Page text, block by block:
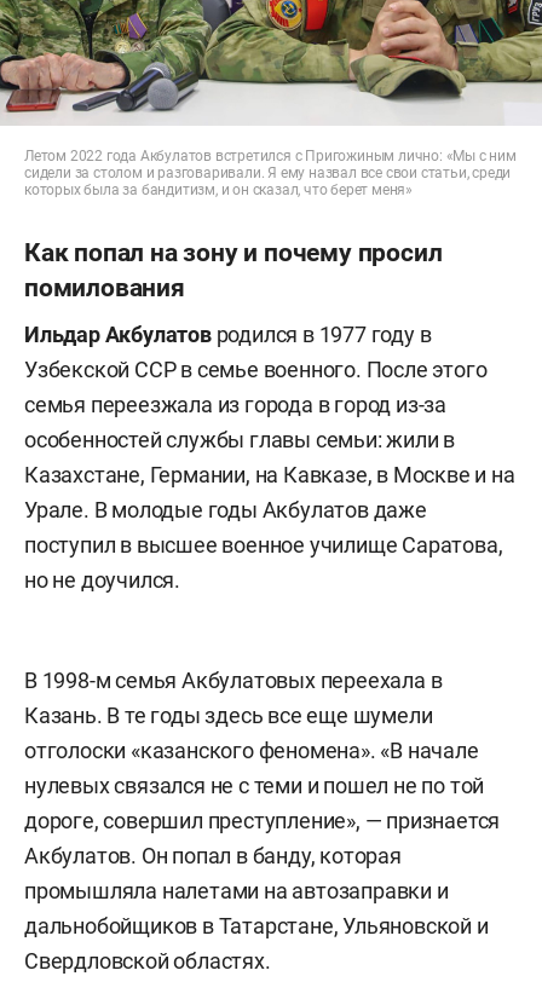
Летом 2022 года Акбулатов встретился с Пригожиным лично: «Мы с ним
сидели за столом и разговаривали. Я ему назвал все свои статьи, среди
которых была за бандитизм, и он сказал, что берет меня»
Как попал на зону и почему просил
помилования
Ильдар Акбулатов родился в 1977 году в
Узбекской ССР в семье военного. После этого
семья переезжала из города в город из-за
особенностей службы главы семьи: жили в
Казахстане, Германии, на Кавказе, в Москве и на
Урале. В молодые годы Акбулатов даже
поступил в высшее военное училище Саратова,
но не доучился.
В 1998-м семья Акбулатовых переехала в
Казань. В те годы здесь все еще шумели
отголоски «казанского феномена». «В начале
нулевых связался не с теми и пошел не по той
дороге, совершил преступление», — признается
Акбулатов. Он попал в банду, которая
промышляла налетами на автозаправки и
дальнобойщиков в Татарстане, Ульяновской и
Свердловской областях.